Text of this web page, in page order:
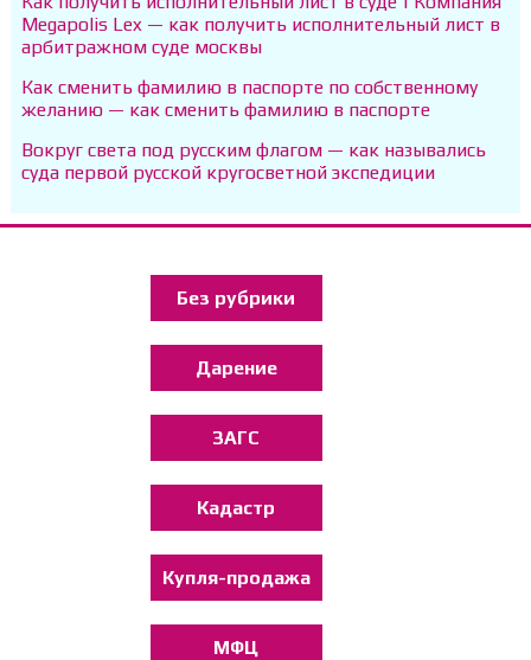
Megapolis Lex — как получить исполнительный лист в
арбитражном суде москвы
Как сменить фамилию в паспорте по собственному
желанию — как сменить фамилию в паспорте
Вокруг света под русским флагом — как назывались
суда первой русской кругосветной экспедиции
Без рубрики
Дарение
ЗАГС
Кадастр
Купля-продажа
МФЦ